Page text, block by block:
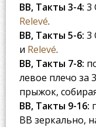
BB, Такты 3-4: 3
Relevé.
BB, Такты 5-6: 3
и Relevé.
BB, Такты 7-8:
левое плечо за
прыжок,
BB, Такты 9-16:
BB зеркально,